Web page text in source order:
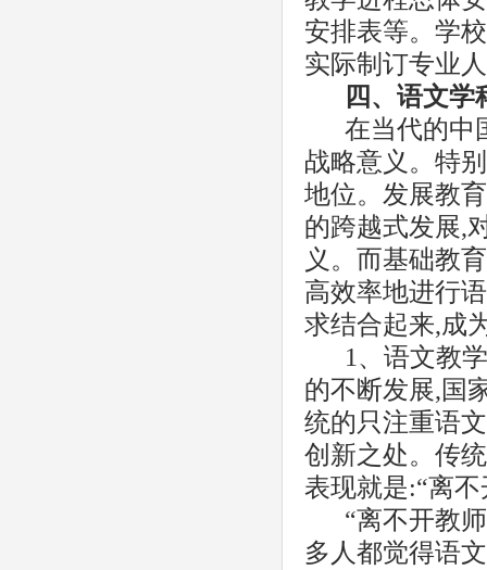
安排表等。学
实际制订专业
四、语文学
在当代的中
战略意义。特
地位。发展教
的跨越式发展,
义。而基础教
高效率地进行
求结合起来,成
1、语文教
的不断发展,国
统的只注重语
创新之处。传
表现就是:“离
“离不开教
多人都觉得语